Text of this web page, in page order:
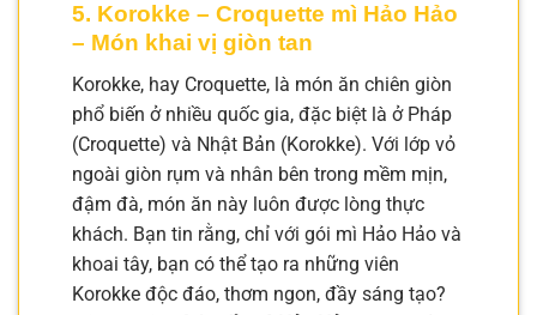
5. Korokke – Croquette mì Hảo Hảo
– Món khai vị giòn tan
Korokke, hay Croquette, là món ăn chiên giòn
phổ biến ở nhiều quốc gia, đặc biệt là ở Pháp
(Croquette) và Nhật Bản (Korokke). Với lớp vỏ
ngoài giòn rụm và nhân bên trong mềm mịn,
đậm đà, món ăn này luôn được lòng thực
khách. Bạn tin rằng, chỉ với gói mì Hảo Hảo và
khoai tây, bạn có thể tạo ra những viên
Korokke độc đáo, thơm ngon, đầy sáng tạo?